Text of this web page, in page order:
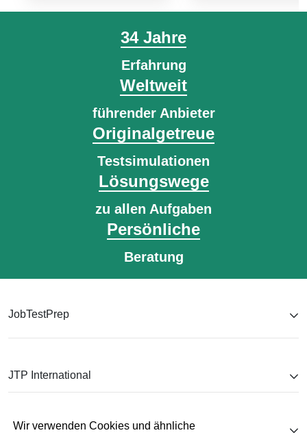
Wir verwenden Cookies und ähnliche
34 Jahre
Erfahrung
Weltweit
führender Anbieter
Originalgetreue
Testsimulationen
Lösungswege
zu allen Aufgaben
Persönliche
Beratung
JobTestPrep
JTP International
Unternehmen & Kontakt